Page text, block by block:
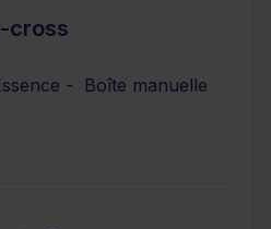
cross
- Boîte manuelle